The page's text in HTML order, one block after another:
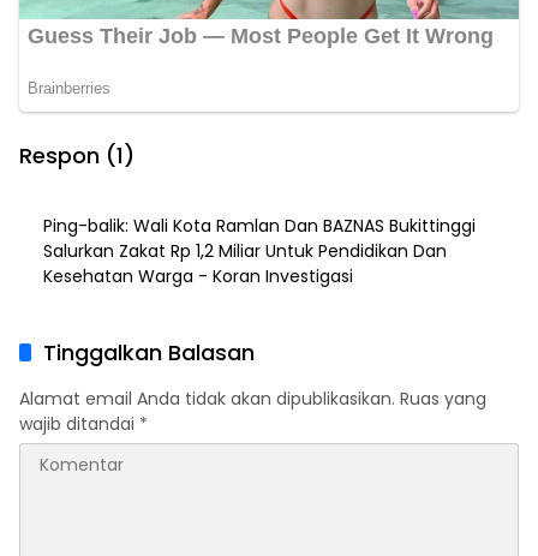
Respon (1)
Ping-balik: Wali Kota Ramlan Dan BAZNAS Bukittinggi
Salurkan Zakat Rp 1,2 Miliar Untuk Pendidikan Dan
Kesehatan Warga - Koran Investigasi
Tinggalkan Balasan
Alamat email Anda tidak akan dipublikasikan. Ruas yang
wajib ditandai *